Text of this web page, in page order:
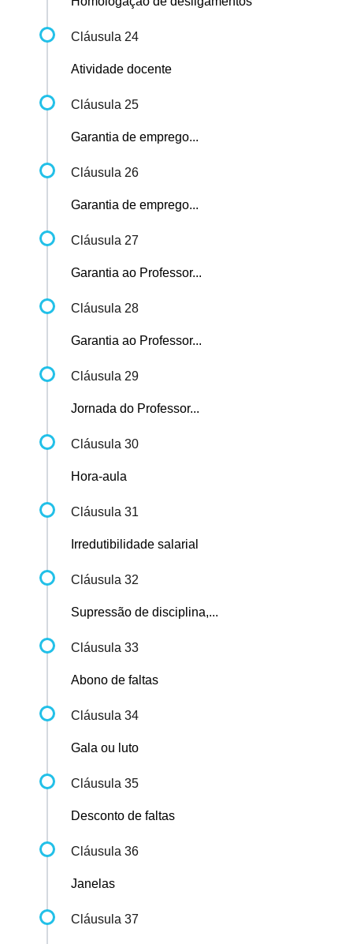
Cláusula 24
Atividade docente
Cláusula 25
Garantia de emprego...
Cláusula 26
Garantia de emprego...
Cláusula 27
Garantia ao Professor...
Cláusula 28
Garantia ao Professor...
Cláusula 29
Jornada do Professor...
Cláusula 30
Hora-aula
Cláusula 31
Irredutibilidade salarial
Cláusula 32
Supressão de disciplina,...
Cláusula 33
Abono de faltas
Cláusula 34
Gala ou luto
Cláusula 35
Desconto de faltas
Cláusula 36
Janelas
Cláusula 37